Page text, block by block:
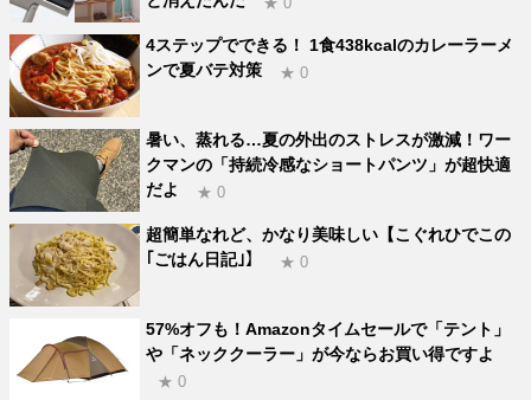
4ステップでできる！ 1食438kcalのカレーラーメ
ンで夏バテ対策
★ 0
暑い、蒸れる…夏の外出のストレスが激減！ワー
クマンの「持続冷感なショートパンツ」が超快適
だよ
★ 0
超簡単なれど、かなり美味しい【こぐれひでこの
｢ごはん日記｣】
★ 0
57%オフも！Amazonタイムセールで「テント」
や「ネッククーラー」が今ならお買い得ですよ
★ 0